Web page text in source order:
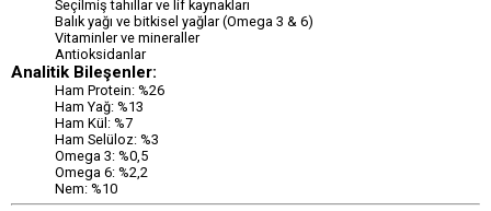
Seçilmiş tahıllar ve lif kaynakları
Balık yağı ve bitkisel yağlar (Omega 3 & 6)
Vitaminler ve mineraller
Antioksidanlar
Analitik Bileşenler:
Ham Protein: %26
Ham Yağ: %13
Ham Kül: %7
Ham Selüloz: %3
Omega 3: %0,5
Omega 6: %2,2
Nem: %10